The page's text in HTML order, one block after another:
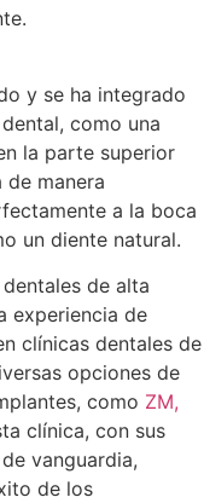
y se ha integrado
como una
la parte superior
manera
a la boca
un diente natural.
de alta
experiencia de
clínicas dentales de
opciones de
como ZM,
clínica, con sus
vanguardia,
de los